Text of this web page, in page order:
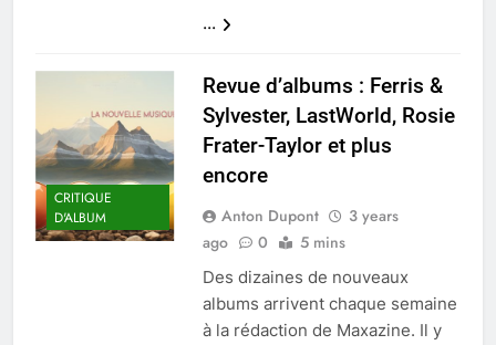
...
CRITIQUE
D'ALBUM
Revue d’albums : Ferris &
Sylvester, LastWorld, Rosie
Frater-Taylor et plus
encore
Anton Dupont
3 years
ago
0 5 mins
Des dizaines de nouveaux
albums arrivent chaque semaine
à la rédaction de Maxazine. Il y